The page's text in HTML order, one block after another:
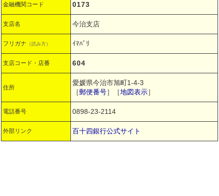
金融機関コード 0173
支店名 今治支店
フリガナ （読み方） ｲﾏﾊﾞﾘ
支店コード・店番 604
住所
愛媛県今治市旭町1-4-3
［郵便番号］［地図表示］
電話番号 0898-23-2114
外部リンク 百十四銀行公式サイト